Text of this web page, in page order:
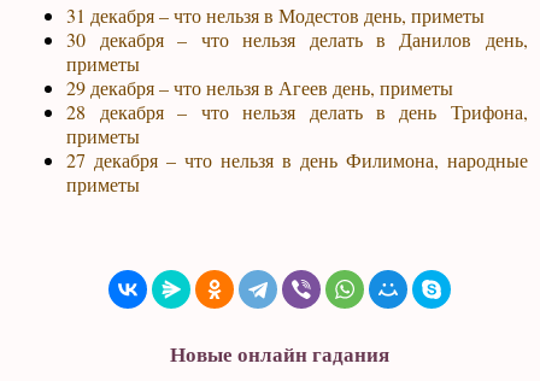
31 декабря – что нельзя в Модестов день, приметы
30 декабря – что нельзя делать в Данилов день,
приметы
29 декабря – что нельзя в Агеев день, приметы
28 декабря – что нельзя делать в день Трифона,
приметы
27 декабря – что нельзя в день Филимона, народные
приметы
Новые онлайн гадания